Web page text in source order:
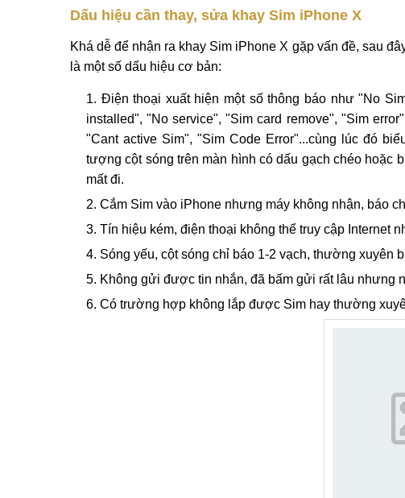
Dấu hiệu cần thay, sửa khay Sim iPhone X
Khá dễ để nhận ra khay Sim iPhone X gặp vấn đề, sau
là một số dấu hiệu cơ bản:
Điện thoại xuất hiện một số thông báo như "No
installed", "No service", "Sim card remove", "Sim
"Cant active Sim", "Sim Code Error"...cùng lúc đó
tượng cột sóng trên màn hình có dấu gạch chéo hoặc
mất đi.
Cắm Sim vào iPhone nhưng máy không nhận, báo
Tín hiệu kém, điện thoại không thể truy cập Internet
Sóng yếu, cột sóng chỉ báo 1-2 vạch, thường xuyên
Không gửi được tin nhắn, đã bấm gửi rất lâu nhưng
Có trường hợp không lắp được Sim hay thường